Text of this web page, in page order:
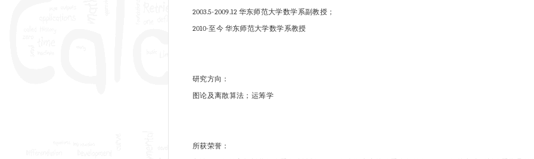
2003.5-2009.12 华东师范大学数学系副教授；
2010-至今 华东师范大学数学系教授
研究方向：
图论及离散算法；运筹学
所获荣誉：